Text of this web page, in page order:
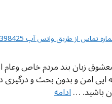
طریق واتس آپ 00442032398425
زبان بند مردم خاص
امن و بدون بحث و درگیری
باشید. …ادامه